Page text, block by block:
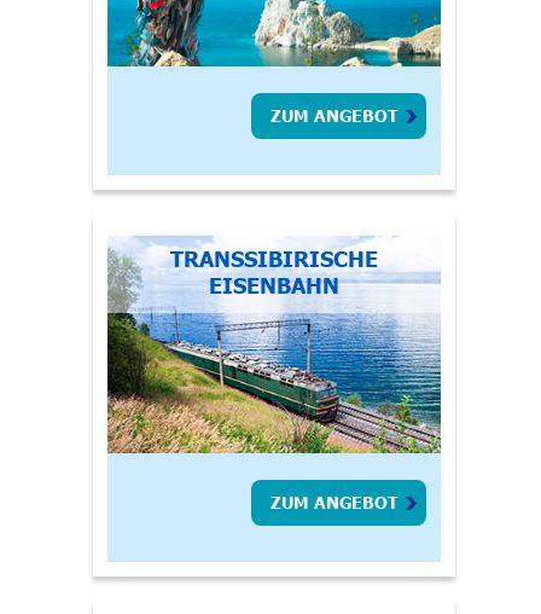
ZUM ANGEBOT
TRANSSIBIRISCHE
EISENBAHN
ZUM ANGEBOT